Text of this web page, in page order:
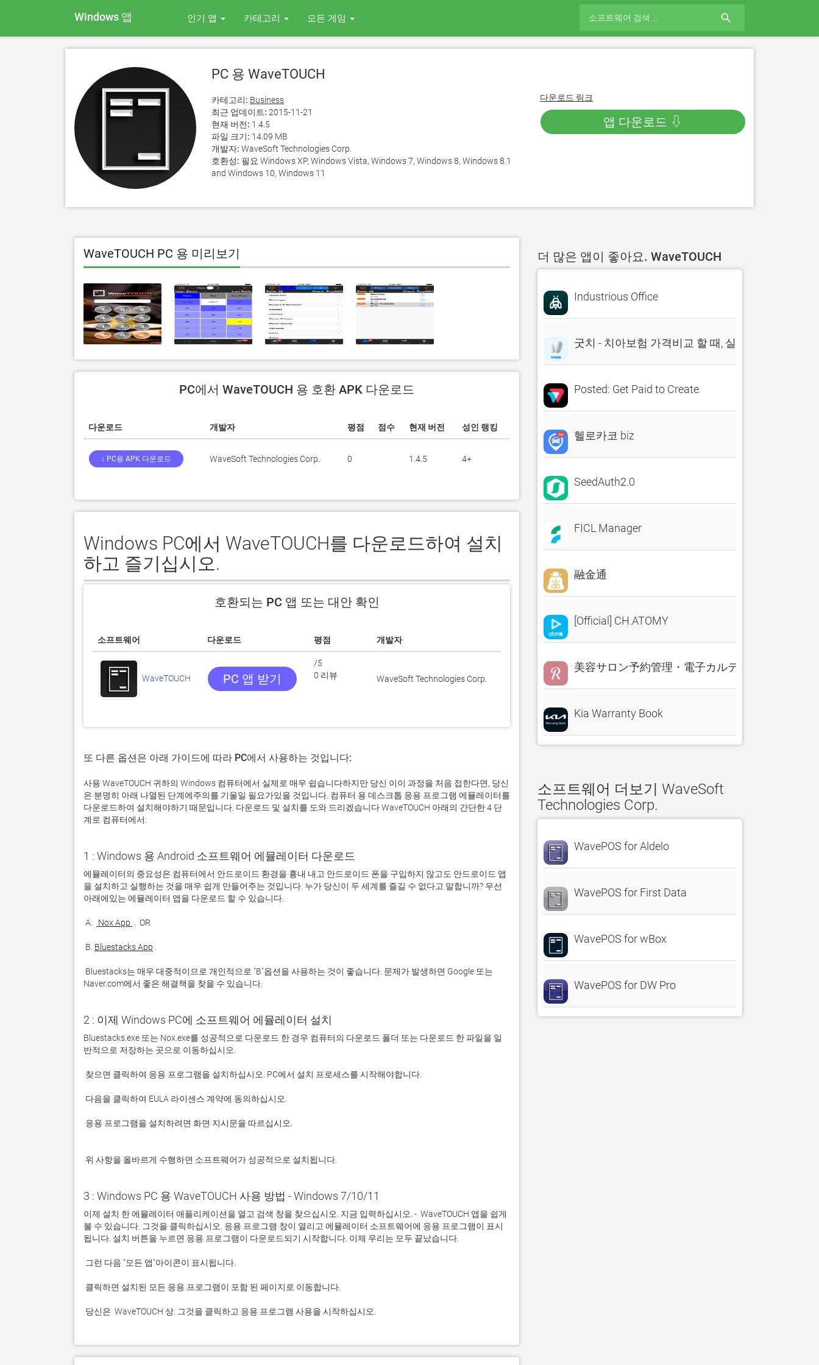
Windows 앱 인기 앱 카테고리 모든 게임 search
PC 용 WaveTOUCH
카테고리: Business
최근 업데이트: 2015-11-21
현재 버전: 1.4.5
파일 크기: 14.09 MB
개발자: WaveSoft Technologies Corp.
호환성: 필요 Windows XP, Windows Vista, Windows 7, Windows 8, Windows 8.1
and Windows 10, Windows 11
다운로드 링크
앱 다운로드 ⇩
WaveTOUCH PC 용 미리보기
PC에서 WaveTOUCH 용 호환 APK 다운로드
다운로드 개발자 평점 점수 현재 버전 성인 랭킹
↓ PC용 APK 다운로드 WaveSoft Technologies Corp. 0 1.4.5 4+
Windows PC에서 WaveTOUCH를 다운로드하여 설치
하고 즐기십시오.
호환되는 PC 앱 또는 대안 확인
소프트웨어 다운로드 평점 개발자
WaveTOUCH PC 앱 받기
/5
0 리뷰
WaveSoft Technologies Corp.
또 다른 옵션은 아래 가이드에 따라 PC에서 사용하는 것입니다:
사용 WaveTOUCH 귀하의 Windows 컴퓨터에서 실제로 매우 쉽습니다하지만 당신 이이 과정을 처음 접한다면, 당신
은 분명히 아래 나열된 단계에주의를 기울일 필요가있을 것입니다. 컴퓨터 용 데스크톱 응용 프로그램 에뮬레이터를
다운로드하여 설치해야하기 때문입니다. 다운로드 및 설치를 도와 드리겠습니다 WaveTOUCH 아래의 간단한 4 단
계로 컴퓨터에서:
1 : Windows 용 Android 소프트웨어 에뮬레이터 다운로드
에뮬레이터의 중요성은 컴퓨터에서 안드로이드 환경을 흉내 내고 안드로이드 폰을 구입하지 않고도 안드로이드 앱
을 설치하고 실행하는 것을 매우 쉽게 만들어주는 것입니다. 누가 당신이 두 세계를 즐길 수 없다고 말합니까? 우선
A. Nox App
B. Bluestacks App
Naver.com에서 좋은 해결책을 찾을 수 있습니다.
2 : 이제 Windows PC에 소프트웨어 에뮬레이터 설치
Bluestacks.exe 또는 Nox.exe를 성공적으로 다운로드 한 경우 컴퓨터의 다운로드 폴더 또는 다운로드 한 파일을 일
위 사항을 올바르게 수행하면 소프트웨어가 성공적으로 설치됩니다.
3 : Windows PC 용 WaveTOUCH 사용 방법 - Windows 7/10/11
이제 설치 한 에뮬레이터 애플리케이션을 열고 검색 창을 찾으십시오. 지금 입력하십시오. -  WaveTOUCH 앱을 쉽게
볼 수 있습니다. 그것을 클릭하십시오. 응용 프로그램 창이 열리고 에뮬레이터 소프트웨어에 응용 프로그램이 표시
당신은  WaveTOUCH 상. 그것을 클릭하고 응용 프로그램 사용을 시작하십시오.
더 많은 앱이 좋아요. WaveTOUCH
Industrious Office
굿치 - 치아보험 가격비교 할 때, 실시간 비교견적 앱
Posted: Get Paid to Create
헬로카코 biz
SeedAuth2.0
FICL Manager
融金通
[Official] CH.ATOMY
美容サロン予約管理・電子カルテ・売上分析
Kia Warranty Book
소프트웨어 더보기 WaveSoft
Technologies Corp.
WavePOS for Aldelo
WavePOS for First Data
WavePOS for wBox
WavePOS for DW Pro